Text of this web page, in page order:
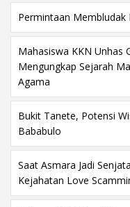
Permintaan Membludak
Mahasiswa KKN Unhas
Mengungkap Sejarah
Agama
Bukit Tanete, Potensi
Bababulo
Saat Asmara Jadi
Kejahatan Love